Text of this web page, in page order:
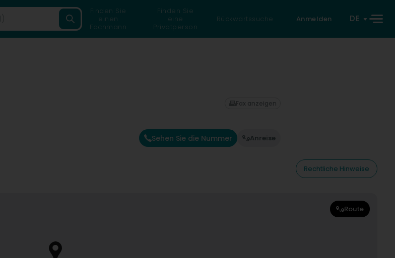
Finden Sie
einen
Fachmann
Finden Sie
eine
Privatperson
Rückwärtssuche Anmelden DE
Sehen Sie die Nummer Anreise
Fax anzeigen
Rechtliche Hinweise
Route